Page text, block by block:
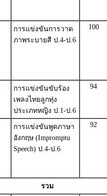
การแข่งขันการวาด
ภาพระบายสี ป.4-ป.6
100
การแข่งขันขับร้อง
เพลงไทยลูกทุ่ง
ประเภทหญิง ป.1-ป.6
94
การแข่งขันพูดภาษา
อังกฤษ (Impromptu
Speech) ป.4-ป.6
92
รวม